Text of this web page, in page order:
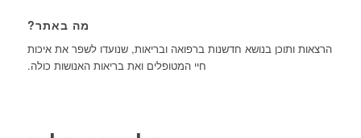
מה באתר?
הרצאות ותוכן בנושא חדשנות ברפואה ובריאות, שנועדו לשפר את איכות
חיי המטופלים ואת בריאות האנושות כולה.